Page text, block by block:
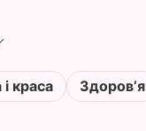
краса Здоровʼя